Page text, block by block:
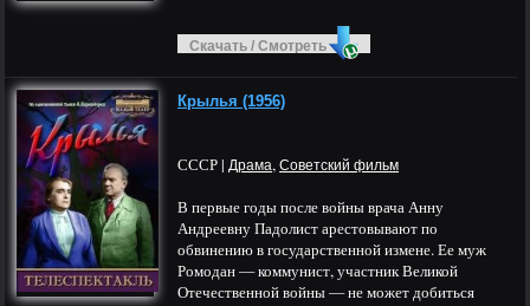
Скачать / Смотреть
Крылья (1956)
СССР | Драма, Советский фильм
В первые годы после войны врача Анну
Андреевну Падолист арестовывают по
обвинению в государственной измене. Ее муж
Ромодан — коммунист, участник Великой
Отечественной войны — не может добиться